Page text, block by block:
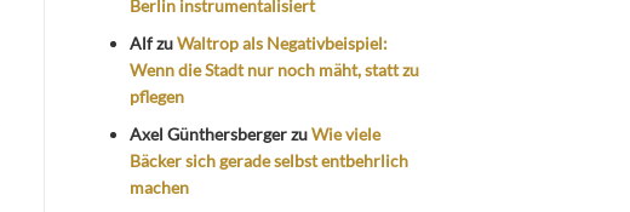
Berlin instrumentalisiert
AlfzuWaltrop als Negativbeispiel:
Wenn die Stadt nur noch mäht, statt zu
pflegen
Axel GünthersbergerzuWie viele
Bäcker sich gerade selbst entbehrlich
machen